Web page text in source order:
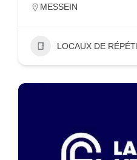
MESSEIN
LOCAUX DE